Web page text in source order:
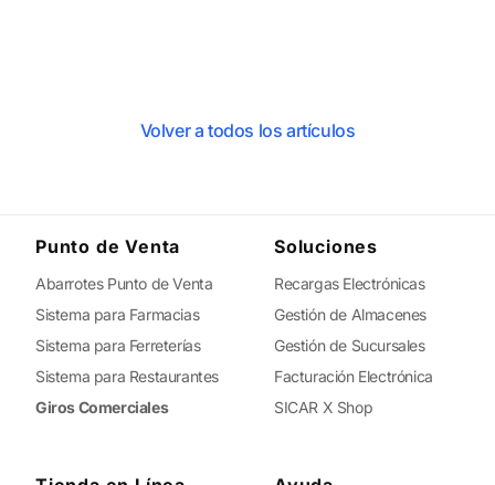
Volver a todos los artículos
Punto de Venta
Abarrotes Punto de Venta
Sistema para Farmacias
Sistema para Ferreterías
Sistema para Restaurantes
Giros Comerciales
Soluciones
Recargas Electrónicas
Gestión de Almacenes
Gestión de Sucursales
Facturación Electrónica
SICAR X Shop